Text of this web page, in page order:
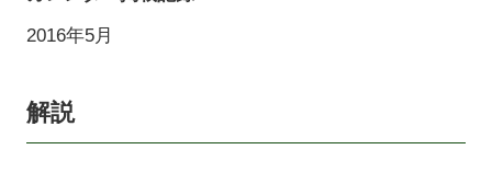
2016年5月
解説